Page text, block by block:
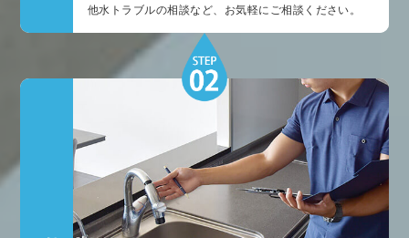
他水トラブルの相談など、お気軽にご相談ください。